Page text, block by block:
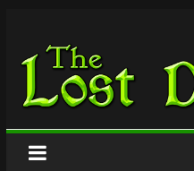
springen
The
Lost
Dungeon